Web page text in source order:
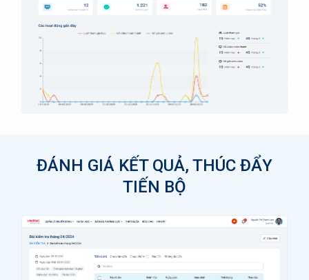
ĐÁNH GIÁ KẾT QUẢ, THÚC ĐẨY
TIẾN BỘ